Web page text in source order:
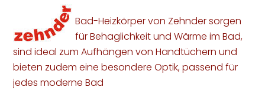
Bad-Heizkörper von Zehnder sorgen
für Behaglichkeit und Wärme im Bad,
sind ideal zum Aufhängen von Handtüchern und
bieten zudem eine besondere Optik, passend für
jedes moderne Bad